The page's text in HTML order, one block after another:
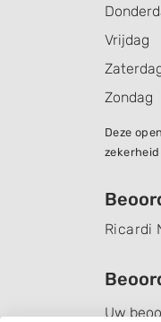
Vrijdag
Zondag
Deze
Ricardi
Uw